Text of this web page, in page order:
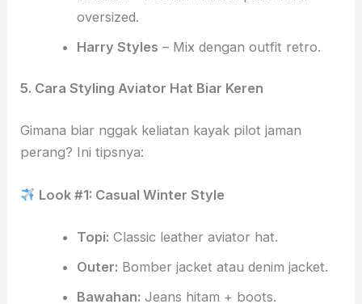
oversized.
Harry Styles – Mix dengan outfit retro.
5. Cara Styling Aviator Hat Biar Keren
Gimana biar nggak keliatan kayak pilot jaman
perang? Ini tipsnya:
Look #1: Casual Winter Style
Topi: Classic leather aviator hat.
Outer: Bomber jacket atau denim jacket.
Bawahan: Jeans hitam + boots.